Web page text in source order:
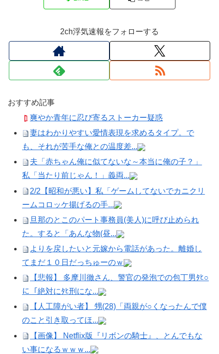
2ch浮気速報をフォローする
おすすめ記事
爽やか青年に忍び寄るストーカー疑惑
妻はわかりやすい愛情表現を求めるタイプ。で
も、それが苦手な俺との温度差...
夫「赤ちゃん俺に似てないな～本当に俺の子？」
私「当たり前じゃん！」義両...
2/2【昭和が悪い】私「ゲームしてないでカニクリ
ームコロッケ揚げるの手...
旦那のとこのパート事務員(美人)に呼び止められ
た。すると「あんな物(昼...
よりを戻したいと元嫁から電話があった。離婚し
てまだ１０日だっちゅーのｗ
【悲報】 多摩川徹さん、警官の発泡での包丁男ﾀﾋ○
に「絶対にﾀﾋ刑にな...
【人工障がい者】 甥(28)「両親が○くなったんで僕
のこと引き取ってほ...
【画像】 Netflix版『リボンの騎士』、とんでもな
い事になるｗｗｗ...